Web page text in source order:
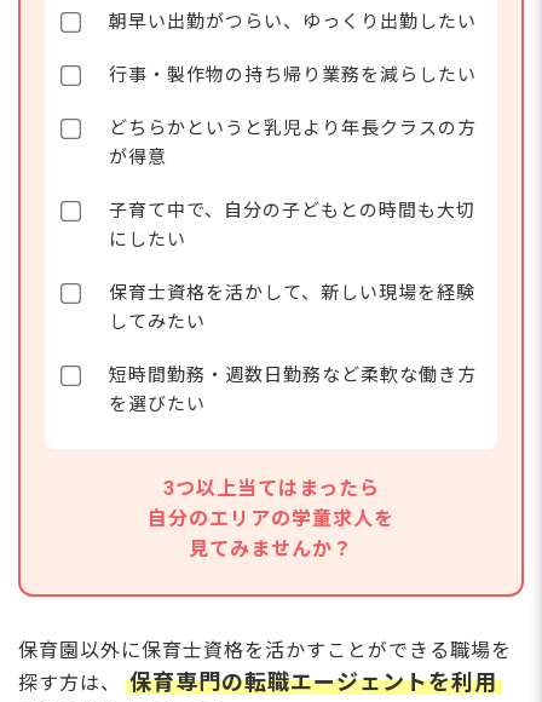
朝早い出勤がつらい、ゆっくり出勤したい
行事・製作物の持ち帰り業務を減らしたい
どちらかというと乳児より年長クラスの方
が得意
子育て中で、自分の子どもとの時間も大切
にしたい
保育士資格を活かして、新しい現場を経験
してみたい
短時間勤務・週数日勤務など柔軟な働き方
を選びたい
3つ以上当てはまったら
自分のエリアの学童求人を
見てみませんか？
保育園以外に保育士資格を活かすことができる職場を
探す方は、
保育専門の転職エージェントを利用